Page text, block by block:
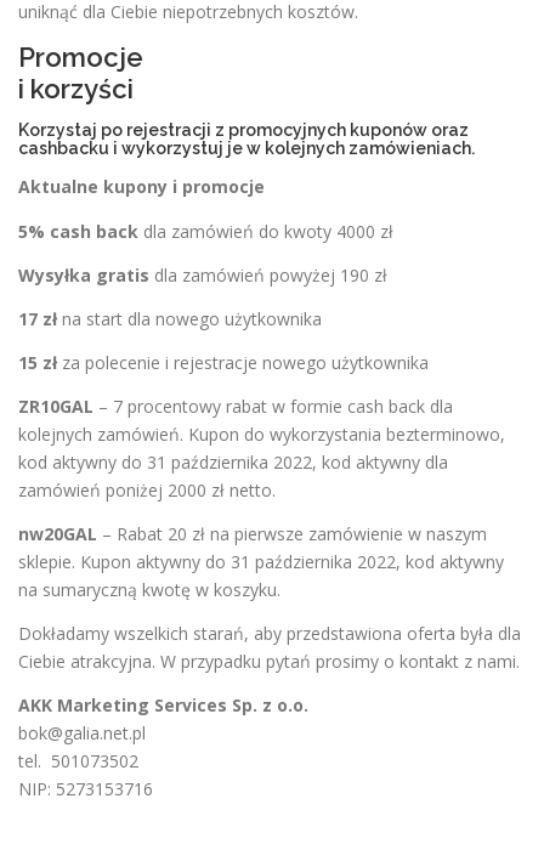
uniknąć dla Ciebie niepotrzebnych kosztów.
Promocje
i korzyści
Korzystaj po rejestracji z promocyjnych kuponów oraz
cashbacku i wykorzystuj je w kolejnych zamówieniach.
Aktualne kupony i promocje
5% cash back dla zamówień do kwoty 4000 zł
Wysyłka gratis dla zamówień powyżej 190 zł
17 złna start dla nowego użytkownika
15 złza polecenie i rejestracje nowego użytkownika
ZR10GAL – 7 procentowy rabat w formie cash back dla
kolejnych zamówień. Kupon do wykorzystania bezterminowo,
kod aktywny do 31 października 2022, kod aktywny dla
zamówień poniżej 2000 zł netto.
nw20GAL – Rabat 20 zł na pierwsze zamówienie w naszym
sklepie. Kupon aktywny do 31 października 2022, kod aktywny
na sumaryczną kwotę w koszyku.
Dokładamy wszelkich starań, aby przedstawiona oferta była dla
Ciebie atrakcyjna. W przypadku pytań prosimy o kontakt z nami.
AKK Marketing Services Sp. z o.o.
bok@galia.net.pl
tel. 501073502
NIP: 5273153716